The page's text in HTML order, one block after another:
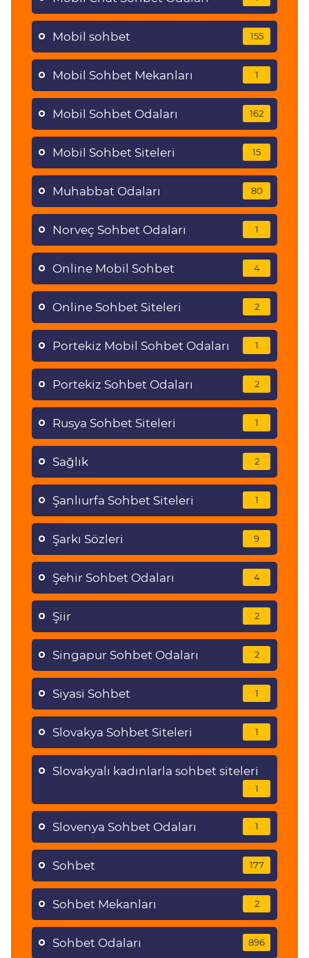
Mobil sohbet 155
Mobil Sohbet Mekanları 1
Mobil Sohbet Odaları 162
Mobil Sohbet Siteleri 15
Muhabbat Odaları 80
Norveç Sohbet Odaları 1
Online Mobil Sohbet 4
Online Sohbet Siteleri 2
Portekiz Mobil Sohbet Odaları 1
Portekiz Sohbet Odaları 2
Rusya Sohbet Siteleri 1
Sağlık 2
Şanlıurfa Sohbet Siteleri 1
Şarkı Sözleri 9
Şehir Sohbet Odaları 4
Şiir 2
Singapur Sohbet Odaları 2
Siyasi Sohbet 1
Slovakya Sohbet Siteleri 1
Slovakyalı kadınlarla sohbet siteleri
1
Slovenya Sohbet Odaları 1
Sohbet 177
Sohbet Mekanları 2
Sohbet Odaları 896